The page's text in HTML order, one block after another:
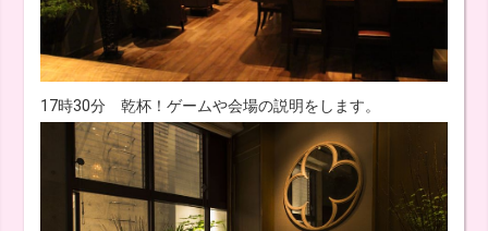
17時30分 乾杯！ゲームや会場の説明をします。